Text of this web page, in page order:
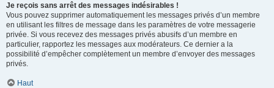
Je reçois sans arrêt des messages indésirables !
Vous pouvez supprimer automatiquement les messages privés d’un membre
en utilisant les filtres de message dans les paramètres de votre messagerie
privée. Si vous recevez des messages privés abusifs d’un membre en
particulier, rapportez les messages aux modérateurs. Ce dernier a la
possibilité d’empêcher complètement un membre d’envoyer des messages
privés.
Haut